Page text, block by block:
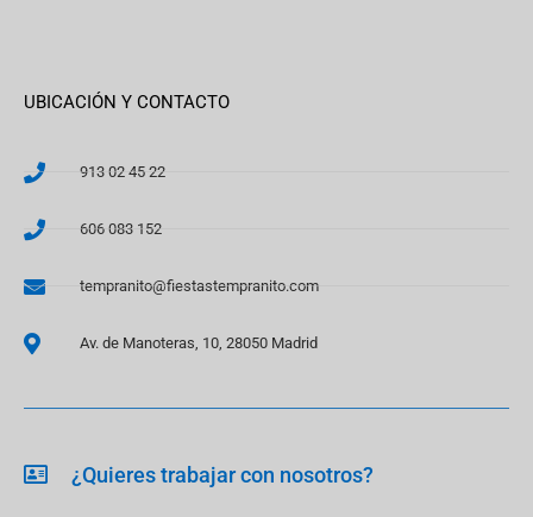
UBICACIÓN Y CONTACTO
913 02 45 22
606 083 152
tempranito@fiestastempranito.com
Av. de Manoteras, 10, 28050 Madrid
¿Quieres trabajar con nosotros?